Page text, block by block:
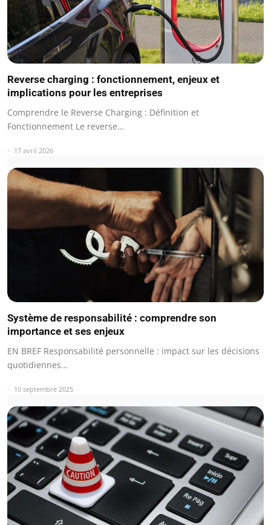
Reverse charging : fonctionnement, enjeux et
implications pour les entreprises
Comprendre le Reverse Charging : Définition et
Fonctionnement Le reverse…
17 avril 2026
Système de responsabilité : comprendre son
importance et ses enjeux
EN BREF Responsabilité personnelle : impact sur les décisions
quotidiennes…
10 septembre 2025